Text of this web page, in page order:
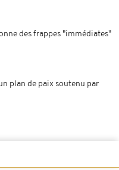
des frappes "immédiates"
plan de paix soutenu par